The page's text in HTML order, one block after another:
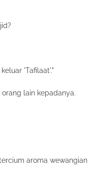
'Tafilaat'."
lain kepadanya.
aroma wewangian